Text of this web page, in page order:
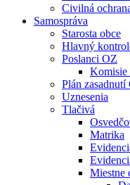
Civilná
Samospráva
Starosta obce
Hlavný
Poslanci OZ
Komisie
Plán zasadnutí
Uznesenia
Tlačivá
Matrika
Miestne